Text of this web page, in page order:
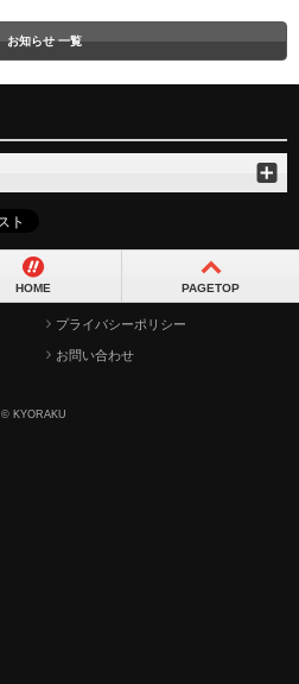
お知らせ 一覧
HOME PAGETOP
プライバシーポリシー
お問い合わせ
© KYORAKU